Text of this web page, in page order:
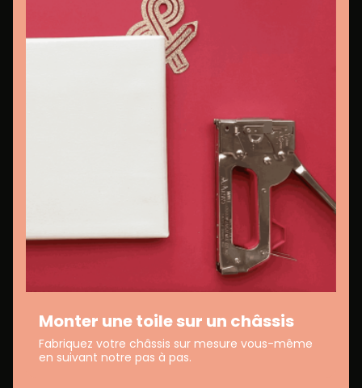
Monter une toile sur un châssis
Fabriquez votre châssis sur mesure vous-même
en suivant notre pas à pas.